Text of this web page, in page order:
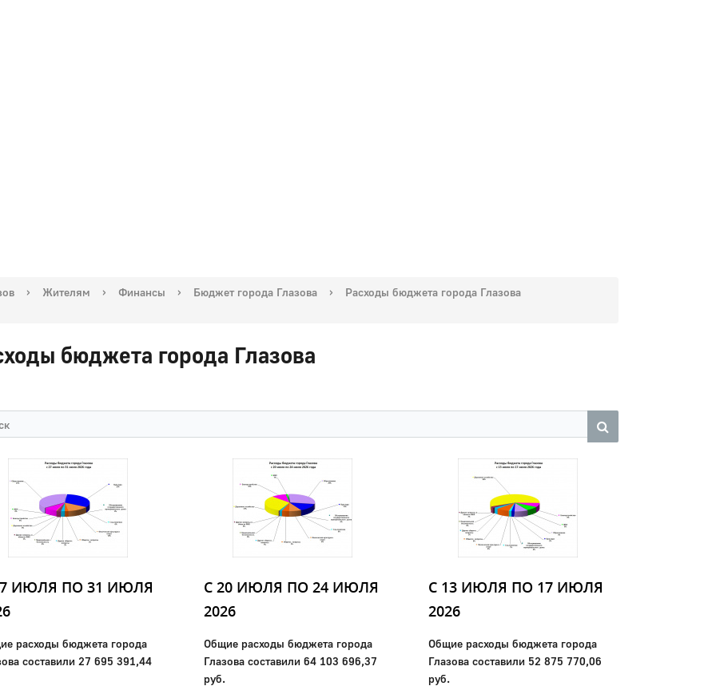
› Жителям › Финансы › Бюджет города Глазова › Расходы бюджета города Глазова
бюджета города Глазова
ИЮЛЯ ПО 31 ИЮЛЯ
расходы бюджета города
составили 27 695 391,44
C 20 ИЮЛЯ ПО 24 ИЮЛЯ
2026
Общие расходы бюджета города
Глазова составили 64 103 696,37
руб.
C 13 ИЮЛЯ ПО 17 ИЮЛЯ
2026
Общие расходы бюджета города
Глазова составили 52 875 770,06
руб.